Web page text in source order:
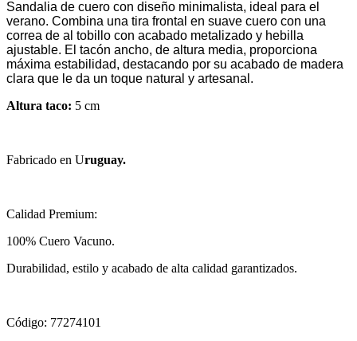
Sandalia de cuero con diseño minimalista, ideal para el
verano. Combina una tira frontal en suave cuero con una
correa de al tobillo con acabado metalizado y hebilla
ajustable. El tacón ancho, de altura media, proporciona
máxima estabilidad, destacando por su acabado de madera
clara que le da un toque natural y artesanal.
Altura taco: 5 cm
Fabricado en Uruguay.
Calidad Premium:
100% Cuero Vacuno.
Durabilidad, estilo y acabado de alta calidad garantizados.
Código: 77274101